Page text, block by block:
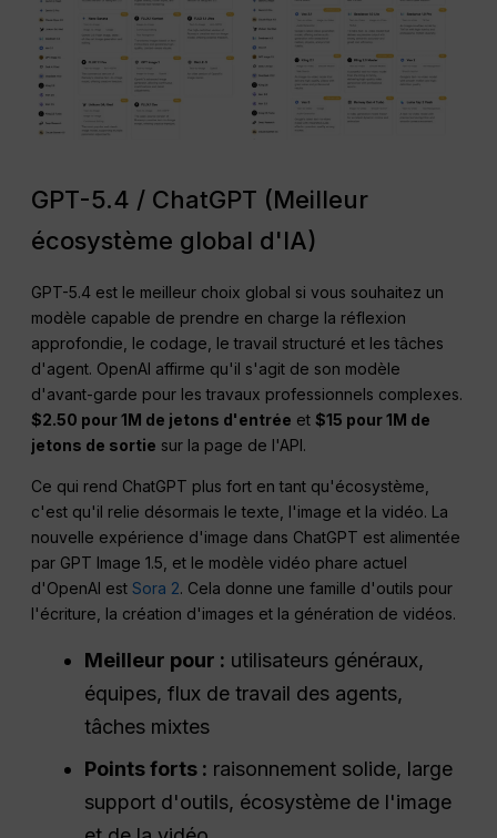
GPT-5.4 / ChatGPT (Meilleur
écosystème global d'IA)
GPT-5.4 est le meilleur choix global si vous souhaitez un
modèle capable de prendre en charge la réflexion
approfondie, le codage, le travail structuré et les tâches
d'agent. OpenAI affirme qu'il s'agit de son modèle
d'avant-garde pour les travaux professionnels complexes.
$2.50 pour 1M de jetons d'entrée et$15 pour 1M de
jetons de sortie sur la page de l'API.
Ce qui rend ChatGPT plus fort en tant qu'écosystème,
c'est qu'il relie désormais le texte, l'image et la vidéo. La
nouvelle expérience d'image dans ChatGPT est alimentée
par GPT Image 1.5, et le modèle vidéo phare actuel
d'OpenAI estSora 2. Cela donne une famille d'outils pour
l'écriture, la création d'images et la génération de vidéos.
Meilleur pour : utilisateurs généraux,
équipes, flux de travail des agents,
tâches mixtes
Points forts : raisonnement solide, large
support d'outils, écosystème de l'image